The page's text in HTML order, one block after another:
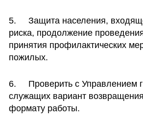
5.	Защита населения, входящего в группу
риска, продолжение
принятия профилактических
пожилых.
6.	Проверить с Управлением государственных
служащих вариант
формату работы.